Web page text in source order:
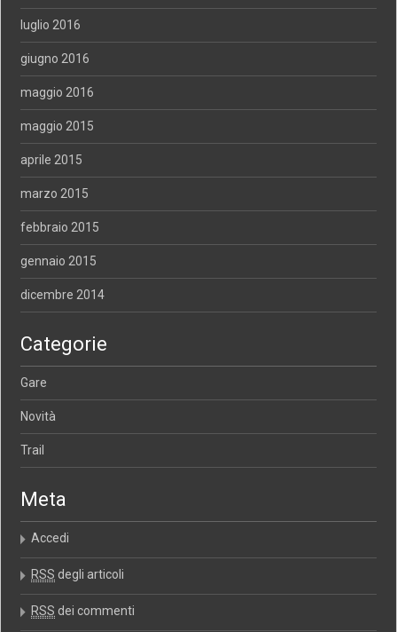
luglio 2016
giugno 2016
maggio 2016
maggio 2015
aprile 2015
marzo 2015
febbraio 2015
gennaio 2015
dicembre 2014
Categorie
Gare
Novità
Trail
Meta
Accedi
RSS degli articoli
RSS dei commenti